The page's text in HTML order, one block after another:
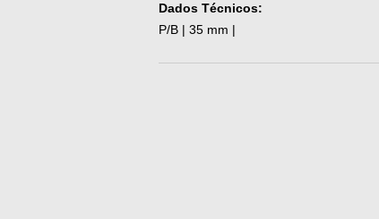
Dados Técnicos:
P/B | 35 mm |